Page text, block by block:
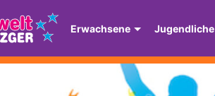
Erwachsene Jugendliche